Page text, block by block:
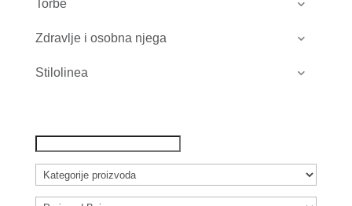
Torbe
Zdravlje i osobna njega
Stilolinea